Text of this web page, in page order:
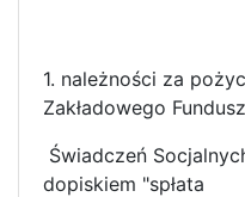
1. należności za
Zakładowego
Świadczeń
dopiskiem "spłata